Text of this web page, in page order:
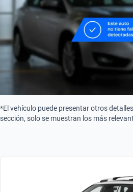
Gasolina
Combustible
Camara
Sí
Sistema de mantenimiento de carril
*El vehículo puede presentar otros
sección, solo se muestran los más